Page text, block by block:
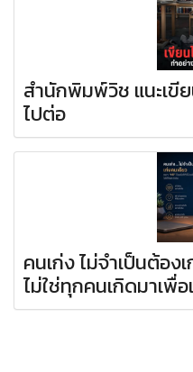
สำนักพิมพ์วิช แนะเขี
ไปต่อ
คนเก่ง ไม่จำเป็นต้อง
ไม่ใช่ทุกคนเกิดมาเพื่อ